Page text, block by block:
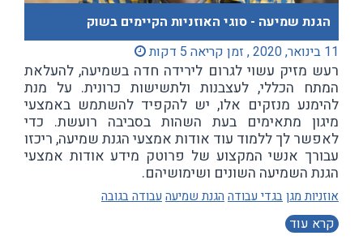
הגנת שמיעה - סוגי האוזניות הקיימים בשוק
11 בינואר, 2020 , זמן קריאה 5 דקות
רעש מזיק עשוי לגרום לירידה חדה בשמיעה, להעלאת
המתח הכללי, לעצבנות ולתשישות כרונית. על מנת
להימנע מנזקים אלו, יש להקפיד להשתמש באמצעי
מיגון מתאימים בעת השהות בסביבה רועשת. כדי
לאפשר לך ללמוד עוד אודות אמצעי הגנת שמיעה, ריכזו
עבורך אנשי המקצוע של פרוטק מידע אודות אמצעי
הגנת השמיעה השונים ושימושיהם.
אוזניות מגןבגדי עבודה הגנת שמיעה עבודה בגובה
קרא עוד